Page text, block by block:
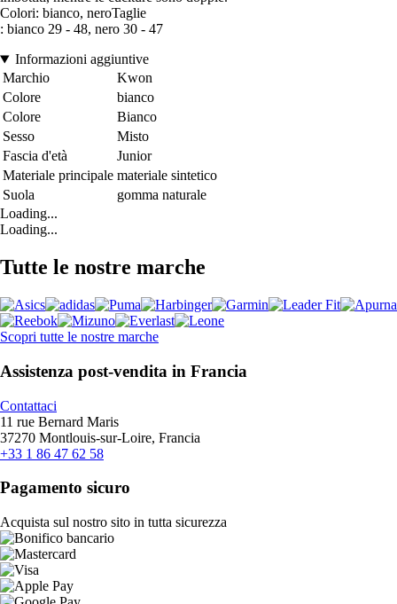
Colori: bianco, neroTaglie
: bianco 29 - 48, nero 30 - 47
Informazioni aggiuntive
Marchio
Kwon
Colore
bianco
Colore
Bianco
Sesso
Misto
Fascia d'età
Junior
Materiale principale materiale sintetico
Suola
gomma naturale
Loading...
Loading...
Tutte le nostre marche
Scopri tutte le nostre marche
Assistenza post-vendita in Francia
Contattaci
11 rue Bernard Maris
37270 Montlouis-sur-Loire, Francia
+33 1 86 47 62 58
Pagamento sicuro
Acquista sul nostro sito in tutta sicurezza